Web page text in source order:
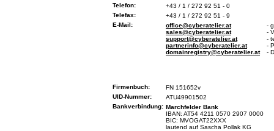
Telefon:
+43 / 1 / 272 92 51 - 0
Telefax:
+43 / 1 / 272 92 51 - 9
E-Mail:
office@cyberatelier.at
sales@cyberatelier.at
support@cyberatelier.at
partnerinfo@cyberatelier.at
domainregistry@cyberatelier.at
-
-
-
-
-
Firmenbuch:
FN 151652v
UID-Nummer:
ATU49901502
Bankverbindung: Marchfelder Bank
IBAN: AT54 4211 0570 2907 0000
BIC: MVOGAT22XXX
lautend auf Sascha Pollak KG